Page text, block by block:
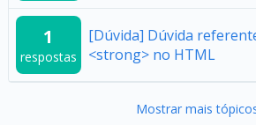
1
respostas
[Dúvida] Dúvida
<strong> no HTML
Mostrar mais